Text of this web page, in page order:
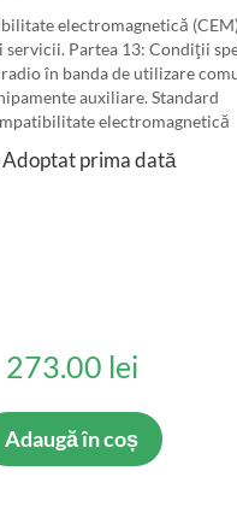
electromagnetică
servicii. Partea 13: Condiţii
în banda de utilizare
auxiliare. Standard
electromagnetică
Adoptat prima dată
273.00 lei
Adaugă în coș